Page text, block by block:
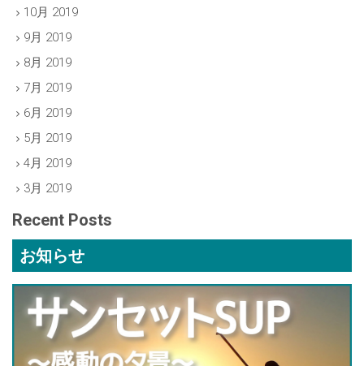
10月 2019
9月 2019
8月 2019
7月 2019
6月 2019
5月 2019
4月 2019
3月 2019
Recent Posts
お知らせ